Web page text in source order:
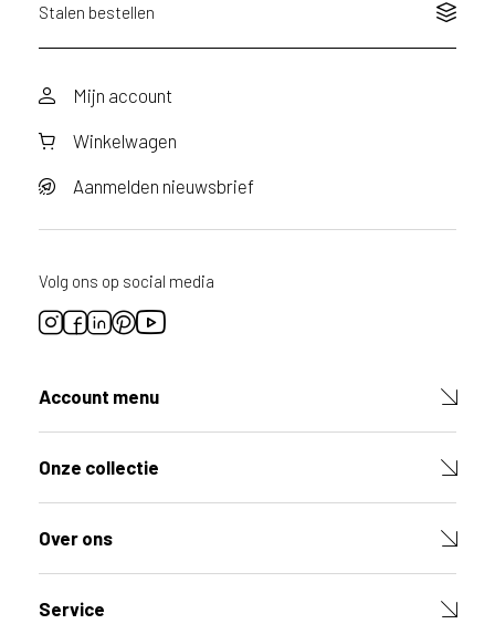
Stalen bestellen
Mijn account
Winkelwagen
Aanmelden nieuwsbrief
Volg ons op social media
Account menu
Onze collectie
Over ons
Service